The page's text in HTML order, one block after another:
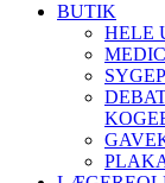
BUTIK
HELE